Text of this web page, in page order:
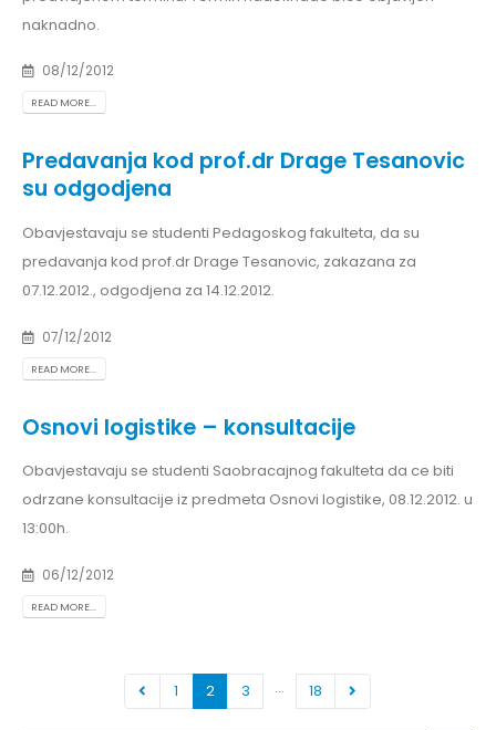
naknadno.
08/12/2012
READ MORE...
Predavanja kod prof.dr Drage Tesanovic
su odgodjena
Obavjestavaju se studenti Pedagoskog fakulteta, da su
predavanja kod prof.dr Drage Tesanovic, zakazana za
07.12.2012., odgodjena za 14.12.2012.
07/12/2012
READ MORE...
Osnovi logistike – konsultacije
Obavjestavaju se studenti Saobracajnog fakulteta da ce biti
odrzane konsultacije iz predmeta Osnovi logistike, 08.12.2012. u
13:00h.
06/12/2012
READ MORE...
1 2 3 … 18